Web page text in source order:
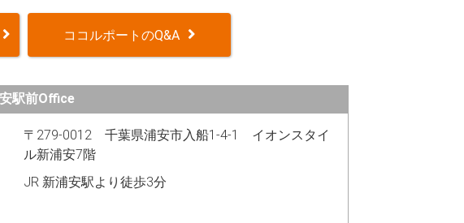
ココルポートのQ&A
駅前Office
〒279-0012 千葉県浦安市入船1-4-1 イオンスタイ
ル新浦安7階​
JR 新浦安駅より徒歩3分